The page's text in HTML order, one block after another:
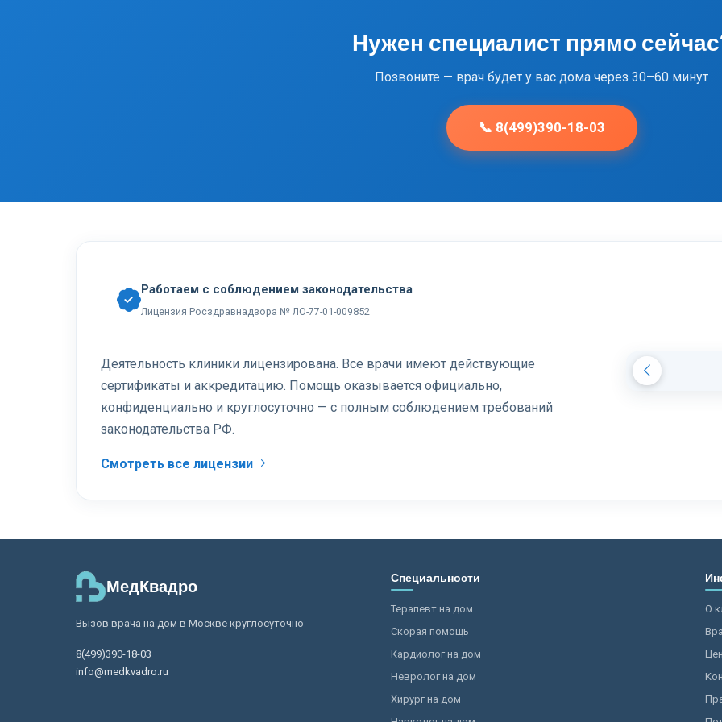
Нужен специалист прямо
Позвоните — врач будет у вас дома через 30–60 минут
📞 8(499)390-18-03
Работаем с соблюдением законодательства
Лицензия Росздравнадзора № ЛО-77-01-009852
Деятельность клиники лицензирована. Все врачи имеют действующие
сертификаты и аккредитацию. Помощь оказывается официально,
конфиденциально и круглосуточно — с полным соблюдением требований
законодательства РФ.
Смотреть все лицензии
МедКвадро
Вызов врача на дом в Москве круглосуточно
8(499)390-18-03
info@medkvadro.ru
Специальности
Терапевт на дом
Скорая помощь
Кардиолог на дом
Невролог на дом
Хирург на дом
О